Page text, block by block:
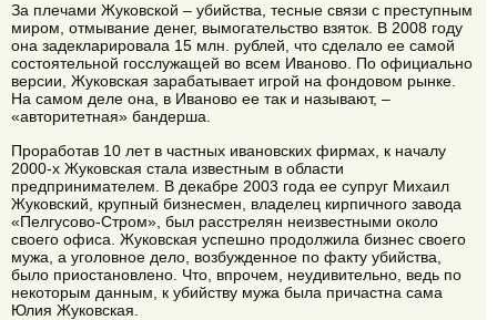
За плечами Жуковской – убийства, тесные связи с преступным
миром, отмывание денег, вымогательство взяток. В 2008 году
она задекларировала 15 млн. рублей, что сделало ее самой
состоятельной госслужащей во всем Иваново. По официально
версии, Жуковская зарабатывает игрой на фондовом рынке.
На самом деле она, в Иваново ее так и называют, –
«авторитетная» бандерша.
Проработав 10 лет в частных ивановских фирмах, к началу
2000-х Жуковская стала известным в области
предпринимателем. В декабре 2003 года ее супруг Михаил
Жуковский, крупный бизнесмен, владелец кирпичного завода
«Пелгусово-Стром», был расстрелян неизвестными около
своего офиса. Жуковская успешно продолжила бизнес своего
мужа, а уголовное дело, возбужденное по факту убийства,
было приостановлено. Что, впрочем, неудивительно, ведь по
некоторым данным, к убийству мужа была причастна сама
Юлия Жуковская.